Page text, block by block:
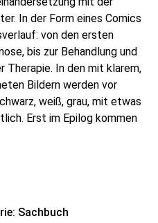
In der Form eines Comics
von den ersten
bis zur Behandlung und
Therapie. In den mit klarem,
Bildern werden vor
weiß, grau, mit etwas
Erst im Epilog kommen
Sachbuch